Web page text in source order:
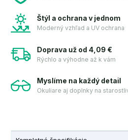
Štýl a ochrana v jednom
Moderný vzhľad a UV ochrana
Doprava už od 4,09 €
Rýchlo a výhodne až k vám
Myslíme na každý detail
Okuliare aj doplnky na